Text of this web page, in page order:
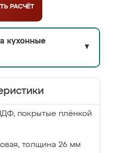
РАСЧЁТ
кухонные
▼
покрытые плёнкой
толщина 26 мм